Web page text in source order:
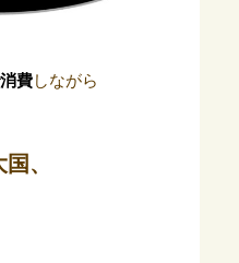
費しながら
、